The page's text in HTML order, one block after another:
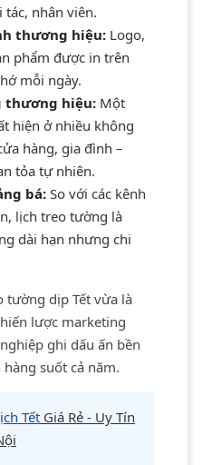
nhân viên.
thương hiệu: Logo,
phẩm được in trên
mỗi ngày.
thương hiệu: Một
hiện ở nhiều không
hàng, gia đình –
tỏa tự nhiên.
bá: So với các kênh
lịch treo tường là
dài hạn nhưng chi
tường dịp Tết vừa là
lược marketing
ghi dấu ấn bền
suốt cả năm.
Tết Giá Rẻ - Uy Tín